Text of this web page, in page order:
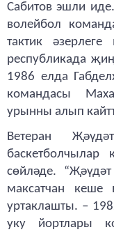
Сабитов эшли
волейбол
тактик
республикада
1986 елда
командасы
урынны алып
Ветеран
сөйләде.
максатчан кеше
уртаклашты. –
уку йортлары